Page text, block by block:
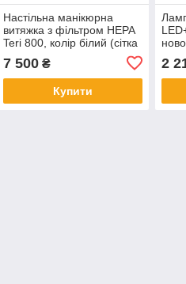
Настільна манікюрна
витяжка з фільтром HEPA
Teri 800, колір білий (сітка
7 500₴
Купити
2